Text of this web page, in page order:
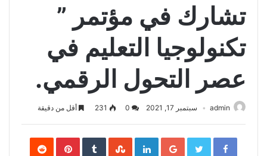
تشارك في مؤتمر ”
تكنولوجيا التعليم في
عصر التحول الرقمي.
admin سبتمبر 17, 2021 231 أقل من دقيقة
Facebook
Twitter
Google+
LinkedIn
Pinterest